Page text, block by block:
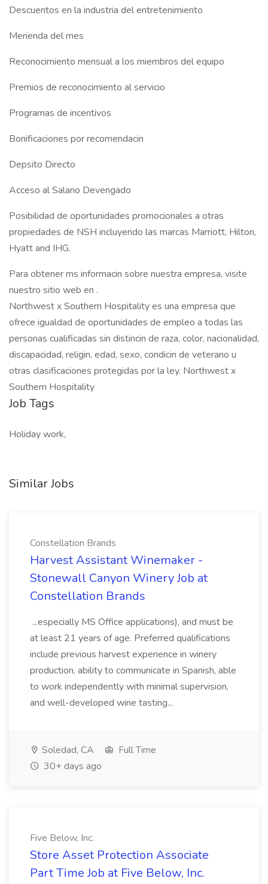
Descuentos en la industria del entretenimiento
Merienda del mes
Reconocimiento mensual a los miembros del equipo
Premios de reconocimiento al servicio
Programas de incentivos
Bonificaciones por recomendacin
Depsito Directo
Acceso al Salario Devengado
Posibilidad de oportunidades promocionales a otras
propiedades de NSH incluyendo las marcas Marriott, Hilton,
Hyatt and IHG.
Para obtener ms informacin sobre nuestra empresa, visite
nuestro sitio web en .
Northwest x Southern Hospitality es una empresa que
ofrece igualdad de oportunidades de empleo a todas las
personas cualificadas sin distincin de raza, color, nacionalidad,
discapacidad, religin, edad, sexo, condicin de veterano u
otras clasificaciones protegidas por la ley. Northwest x
Southern Hospitality
Job Tags
Holiday work,
Similar Jobs
Constellation Brands
Harvest Assistant Winemaker -
Stonewall Canyon Winery Job at
Constellation Brands
...especially MS Office applications), and must be
at least 21 years of age. Preferred qualifications
include previous harvest experience in winery
production, ability to communicate in Spanish, able
to work independently with minimal supervision,
and well-developed wine tasting...
Soledad, CA
Full Time
30+ days ago
Five Below, Inc.
Store Asset Protection Associate
Part Time Job at Five Below, Inc.